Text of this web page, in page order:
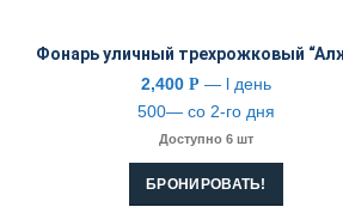
Фонарь уличный трехрожковый
2,400 Р — l день
500— со 2-го дня
Доступно 6 шт
БРОНИРОВАТЬ!